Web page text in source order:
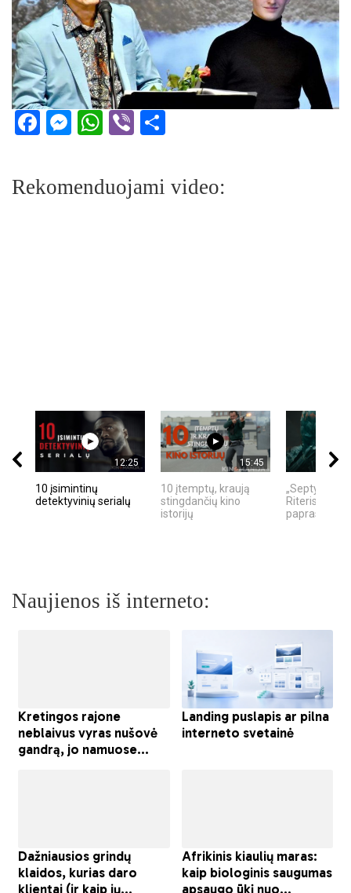
Facebook
Messenger
WhatsApp
Viber
Rekomenduojami video:
12:25
10 įsimintinų
detektyvinių serialų
15:45
10 įtemptų, kraują
stingdančių kino
istorijų
„Septynių
Riteris" – kai
Naujienos iš interneto: